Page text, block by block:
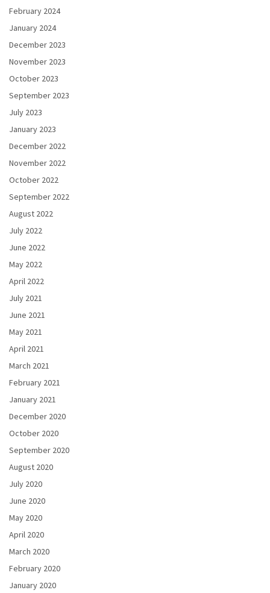
February 2024
January 2024
December 2023
November 2023
October 2023
September 2023
July 2023
January 2023
December 2022
November 2022
October 2022
September 2022
August 2022
July 2022
June 2022
May 2022
April 2022
July 2021
June 2021
May 2021
April 2021
March 2021
February 2021
January 2021
December 2020
October 2020
September 2020
August 2020
July 2020
June 2020
May 2020
April 2020
March 2020
February 2020
January 2020